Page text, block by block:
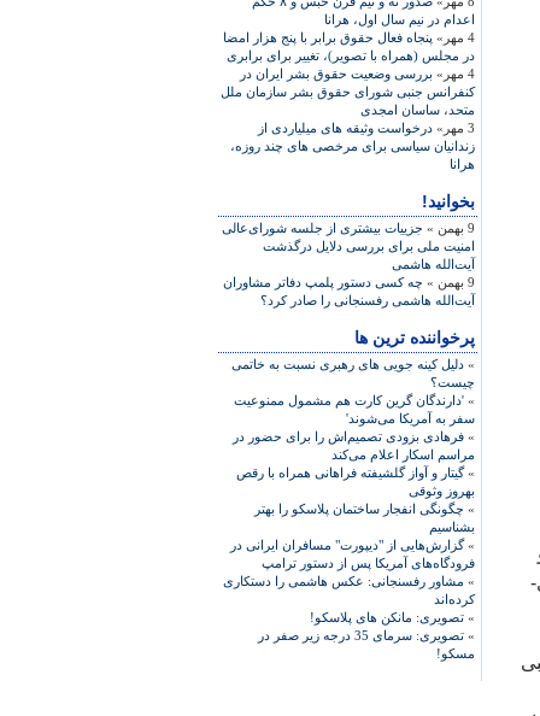
اعدام در نيم سال اول، هرانا
4 مهر»
پنجاه فعال حقوق برابر با پنج هزار امضا
در مجلس (همراه با تصویر)، تغییر برای برابری
4 مهر»
بررسی وضعیت حقوق بشر ایران در
کنفرانس جنبی شورای حقوق بشر سازمان ملل
متحد، ساسان امجدی
3 مهر»
درخواست وثیقه های میلیاردی از
زندانیان سیاسی برای مرخصی های چند روزه،
هرانا
بخوانید!
9 بهمن »
جزییات بیشتری از جلسه شورای‌عالی
امنیت ملی برای بررسی دلایل درگذشت
آیت‌الله هاشمی
9 بهمن »
چه کسی دستور پلمپ دفاتر مشاوران
آیت‌الله هاشمی رفسنجانی را صادر کرد؟
پرخواننده ترین ها
» دلیل کینه جویی های رهبری نسبت به خاتمی
چیست؟
» 'دارندگان گرین کارت هم مشمول ممنوعیت
سفر به آمریکا می‌شوند'
» فرهادی بزودی تصمیم‌اش را برای حضور در
مراسم اسکار اعلام می‌کند
»گیتار و آواز گلشیفته فراهانی همراه با رقص
بهروز وثوقی
» چگونگی انفجار ساختمان پلاسکو را بهتر
بشناسیم
»گزارش‌هایی از "دیپورت" مسافران ایرانی در
فرودگاه‌های آمریکا پس از دستور ترامپ
» مشاور رفسنجانی: عکس هاشمی را دستکاری
کرده‌اند
» تصویری: مانکن های پلاسکو!
»
تصویری: سرمای 35 درجه زیر صفر در
مسکو!